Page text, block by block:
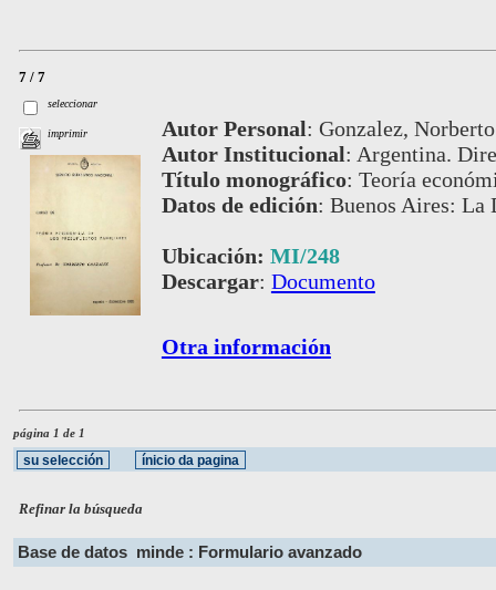
7 / 7
seleccionar
imprimir Autor Personal: Gonzalez,
Autor Institucional: Argentina.
Título monográfico: Teoría
Datos de edición: Buenos Aires: La
Ubicación: MI/248
Descargar: Documento
Otra información
página 1 de 1
Refinar la búsqueda
Base de datos minde : Formulario avanzado